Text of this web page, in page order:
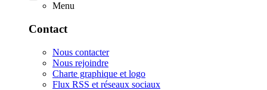
Menu
Contact
Nous contacter
Nous rejoindre
Charte graphique et logo
Flux RSS et réseaux sociaux